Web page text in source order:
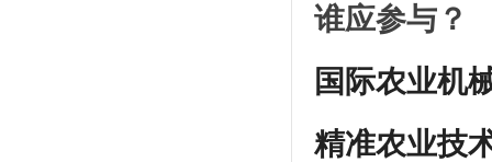
谁应参与？
国际农业机
精准农业技